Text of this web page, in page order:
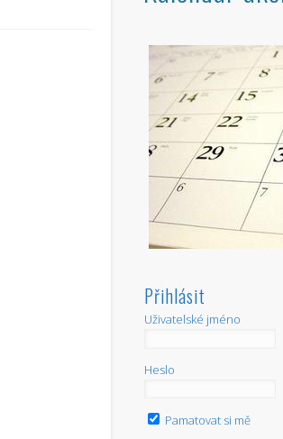
Přihlásit
Uživatelské jméno
Heslo
Pamatovat si mě